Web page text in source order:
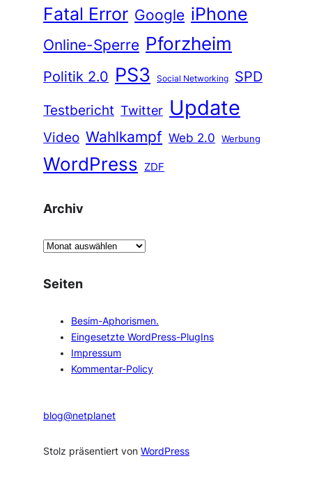
Fatal Error Google iPhone
Online-Sperre Pforzheim
Politik 2.0 PS3 Social Networking
SPD
Testbericht Twitter Update
Video Wahlkampf Web 2.0 Werbung
WordPress ZDF
Archiv
A
c
Seiten
Besim-Aphorismen.
Eingesetzte WordPress-PlugIns
Impressum
Kommentar-Policy
blog@netplanet
Stolz präsentiert vonWordPress